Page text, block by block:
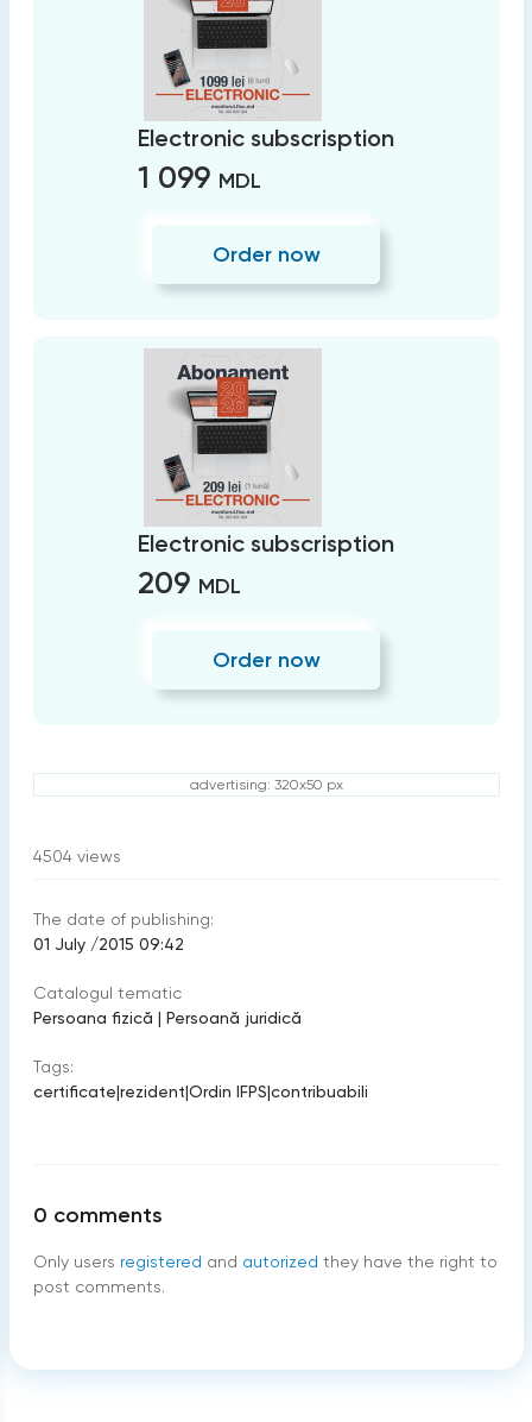
Electronic subscrisption
1 099 MDL
Order now
Electronic subscrisption
209 MDL
Order now
advertising: 320x50 px
4504 views
The date of publishing:
01 July /2015 09:42
Catalogul tematic
Persoana fizică | Persoană juridică
Tags:
certificate|rezident|Ordin IFPS|contribuabili
0 comments
Only users registered and autorized they have the right to
post comments.